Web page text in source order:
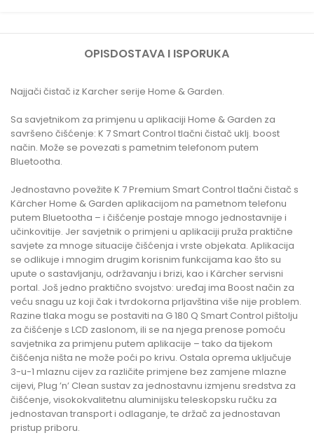
OPISDOSTAVA I ISPORUKA
Najjači čistač iz Karcher serije Home & Garden.
Sa savjetnikom za primjenu u aplikaciji Home & Garden za
savršeno čišćenje: K 7 Smart Control tlačni čistač uklj. boost
način. Može se povezati s pametnim telefonom putem
Bluetootha.
Jednostavno povežite K 7 Premium Smart Control tlačni čistač s
Kärcher Home & Garden aplikacijom na pametnom telefonu
putem Bluetootha – i čišćenje postaje mnogo jednostavnije i
učinkovitije. Jer savjetnik o primjeni u aplikaciji pruža praktične
savjete za mnoge situacije čišćenja i vrste objekata. Aplikacija
se odlikuje i mnogim drugim korisnim funkcijama kao što su
upute o sastavljanju, održavanju i brizi, kao i Kärcher servisni
portal. Još jedno praktično svojstvo: uređaj ima Boost način za
veću snagu uz koji čak i tvrdokorna prljavština više nije problem.
Razine tlaka mogu se postaviti na G 180 Q Smart Control pištolju
za čišćenje s LCD zaslonom, ili se na njega prenose pomoću
savjetnika za primjenu putem aplikacije – tako da tijekom
čišćenja ništa ne može poći po krivu. Ostala oprema uključuje
3-u-1 mlaznu cijev za različite primjene bez zamjene mlazne
cijevi, Plug ’n’ Clean sustav za jednostavnu izmjenu sredstva za
čišćenje, visokokvalitetnu aluminijsku teleskopsku ručku za
jednostavan transport i odlaganje, te držač za jednostavan
pristup priboru.